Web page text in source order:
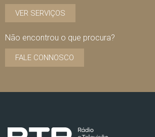
VER SERVIÇOS
Não encontrou o que procura?
FALE CONNOSCO